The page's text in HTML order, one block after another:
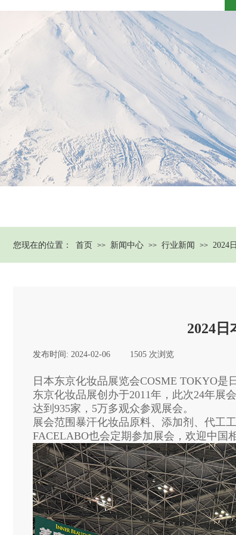
走进FACELABO 产品中心 OEM产业
首页 >> 新闻中心 >> 行业新闻 >> 2024
您现在的位置：
2024
发布时间: 2024-02-06 1505 次浏览
日本东京化妆品展览会COSME TOKYO是
东京化妆品展创办于2011年，此次24年展
达到935家，5万多观众参观展会。
展会范围暴汗化妆品原料、添加剂、代工
FACELABO也会定期参加展会，欢迎中国